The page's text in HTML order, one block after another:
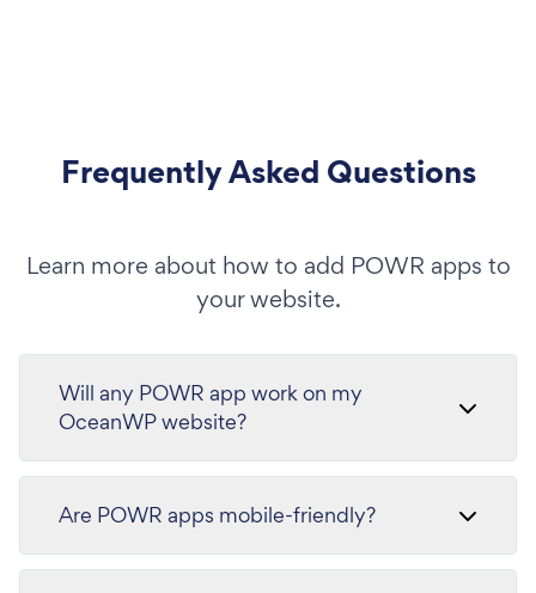
Frequently Asked Questions
Learn more about how to add POWR apps to
your website.
Will any POWR app work on my
OceanWP website?
Are POWR apps mobile-friendly?